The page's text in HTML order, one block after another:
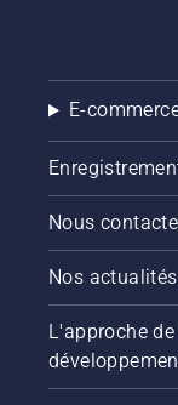
E-
Nous
Nos
L'approche